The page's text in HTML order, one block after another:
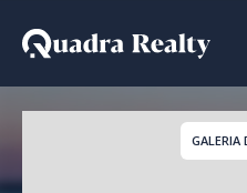
Casa De
GALERIA